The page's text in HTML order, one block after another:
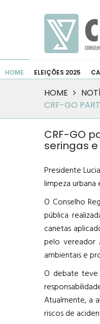
HOME ELEIÇÕES 2025
HOME
CRF-GO
CRF-GO
seringas
Presidente
limpeza
O Conselho
pública
canetas
pelo vereador
ambientais e
O debate
Atualmente, a
riscos de